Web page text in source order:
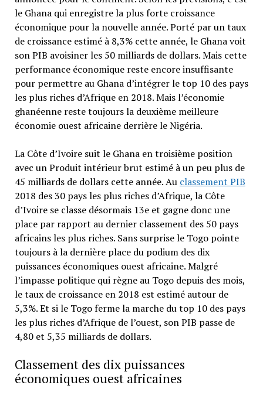
le Ghana qui enregistre la plus forte croissance
économique pour la nouvelle année. Porté par un taux
de croissance estimé à 8,3% cette année, le Ghana voit
son PIB avoisiner les 50 milliards de dollars. Mais cette
performance économique reste encore insuffisante
pour permettre au Ghana d’intégrer le top 10 des pays
les plus riches d’Afrique en 2018. Mais l’économie
ghanéenne reste toujours la deuxième meilleure
économie ouest africaine derrière le Nigéria.
La Côte d’Ivoire suit le Ghana en troisième position
avec un Produit intérieur brut estimé à un peu plus de
45 milliards de dollars cette année. Au classement PIB
2018 des 30 pays les plus riches d’Afrique, la Côte
d’Ivoire se classe désormais 13e et gagne donc une
place par rapport au dernier classement des 50 pays
africains les plus riches. Sans surprise le Togo pointe
toujours à la dernière place du podium des dix
puissances économiques ouest africaine. Malgré
l’impasse politique qui règne au Togo depuis des mois,
le taux de croissance en 2018 est estimé autour de
5,3%. Et si le Togo ferme la marche du top 10 des pays
les plus riches d’Afrique de l’ouest, son PIB passe de
4,80 et 5,35 milliards de dollars.
Classement des dix puissances
économiques ouest africaines